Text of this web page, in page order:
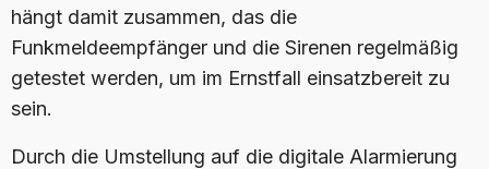
hängt damit zusammen, das die
Funkmeldeempfänger und die Sirenen regelmäßig
getestet werden, um im Ernstfall einsatzbereit zu
sein.
Durch die Umstellung auf die digitale Alarmierung